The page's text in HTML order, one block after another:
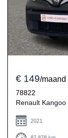
€ 149/maand
78822
2021